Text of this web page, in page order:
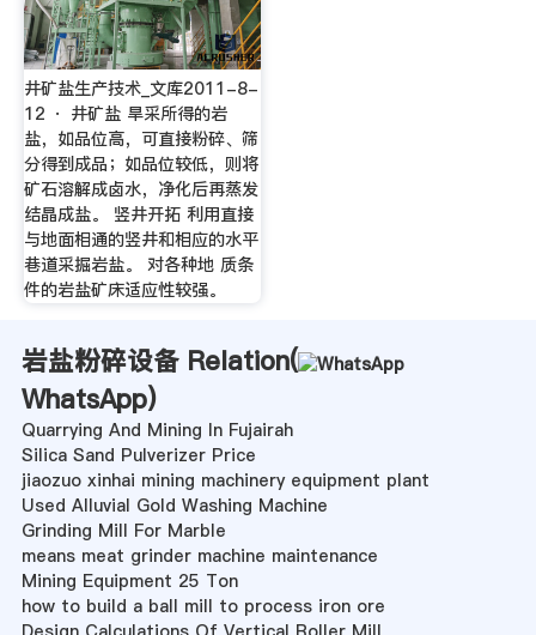
井矿盐生产技术_文库2011-8-
12 · 井矿盐 旱采所得的岩
盐，如品位高，可直接粉碎、筛
分得到成品；如品位较低，则将
矿石溶解成卤水，净化后再蒸发
结晶成盐。 竖井开拓 利用直接
与地面相通的竖井和相应的水平
巷道采掘岩盐。 对各种地 质条
件的岩盐矿床适应性较强。
岩盐粉碎设备 Relation(
WhatsApp)
Quarrying And Mining In Fujairah
Silica Sand Pulverizer Price
jiaozuo xinhai mining machinery equipment plant
Used Alluvial Gold Washing Machine
Grinding Mill For Marble
means meat grinder machine maintenance
Mining Equipment 25 Ton
how to build a ball mill to process iron ore